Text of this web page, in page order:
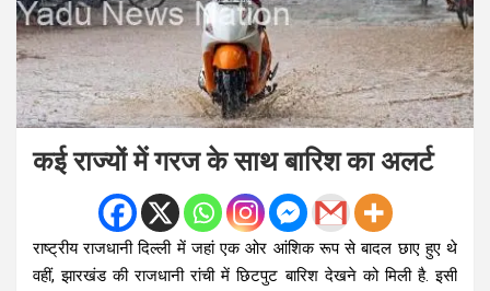
कई राज्यों में गरज के साथ बारिश का अलर्ट
राष्ट्रीय राजधानी दिल्ली में जहां एक ओर आंशिक रूप से बादल छाए हुए थे
वहीं, झारखंड की राजधानी रांची में छिटपुट बारिश देखने को मिली है. इसी